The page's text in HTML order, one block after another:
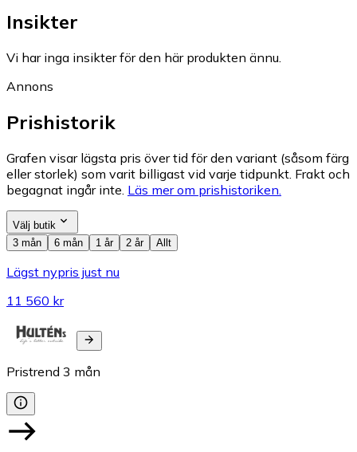
Insikter
Vi har inga insikter för den här produkten ännu.
Annons
Prishistorik
Grafen visar lägsta pris över tid för den variant (såsom färg
eller storlek) som varit billigast vid varje tidpunkt. Frakt och
begagnat ingår inte. Läs mer om prishistoriken.
Välj butik
3 mån
6 mån 1 år 2 år Allt
Lägst nypris just nu
11 560 kr
Pristrend 3 mån